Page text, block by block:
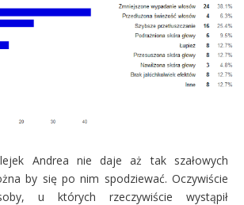
Andrea nie daje aż tak szałowych
by się po nim spodziewać. Oczywiście
u których rzeczywiście wystąpił